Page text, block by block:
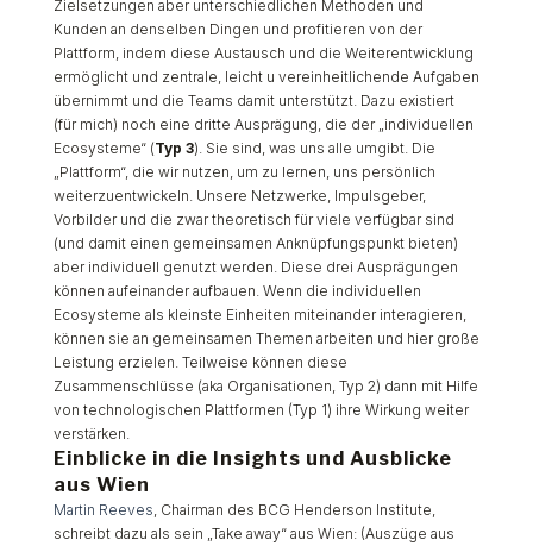
Zielsetzungen aber unterschiedlichen Methoden und
Kunden an denselben Dingen und profitieren von der
Plattform, indem diese Austausch und die Weiterentwicklung
ermöglicht und zentrale, leicht u vereinheitlichende Aufgaben
übernimmt und die Teams damit unterstützt. Dazu existiert
(für mich) noch eine dritte Ausprägung, die der „individuellen
Ecosysteme“ (Typ 3). Sie sind, was uns alle umgibt. Die
„Plattform“, die wir nutzen, um zu lernen, uns persönlich
weiterzuentwickeln. Unsere Netzwerke, Impulsgeber,
Vorbilder und die zwar theoretisch für viele verfügbar sind
(und damit einen gemeinsamen Anknüpfungspunkt bieten)
aber individuell genutzt werden. Diese drei Ausprägungen
können aufeinander aufbauen. Wenn die individuellen
Ecosysteme als kleinste Einheiten miteinander interagieren,
können sie an gemeinsamen Themen arbeiten und hier große
Leistung erzielen. Teilweise können diese
Zusammenschlüsse (aka Organisationen, Typ 2) dann mit Hilfe
von technologischen Plattformen (Typ 1) ihre Wirkung weiter
verstärken.
Einblicke in die Insights und Ausblicke
aus Wien
Martin Reeves , Chairman des BCG Henderson Institute,
schreibt dazu als sein „Take away“ aus Wien: (Auszüge aus